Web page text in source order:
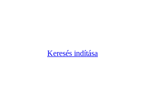
Keresés indítása